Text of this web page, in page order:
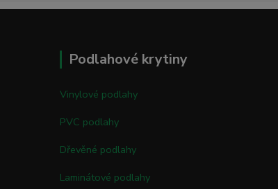
Podlahové krytiny
Vinylové podlahy
PVC podlahy
Dřevěné podlahy
Laminátové podlahy